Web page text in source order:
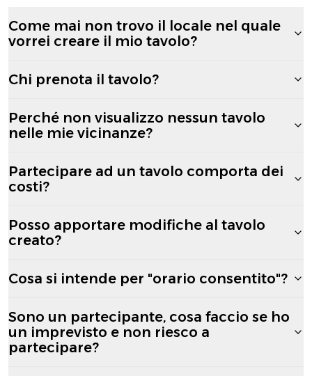
Come mai non trovo il locale nel quale
vorrei creare il mio tavolo?
Chi prenota il tavolo?
Perché non visualizzo nessun tavolo
nelle mie vicinanze?
Partecipare ad un tavolo comporta dei
costi?
Posso apportare modifiche al tavolo
creato?
Cosa si intende per "orario consentito"?
Sono un partecipante, cosa faccio se ho
un imprevisto e non riesco a
partecipare?